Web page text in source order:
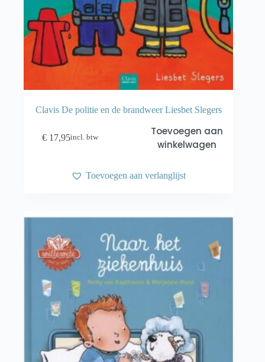
Clavis De politie en de brandweer Liesbet Slegers
€ 17,95incl. btw
Toevoegen aan
winkelwagen
Toevoegen aan verlanglijst